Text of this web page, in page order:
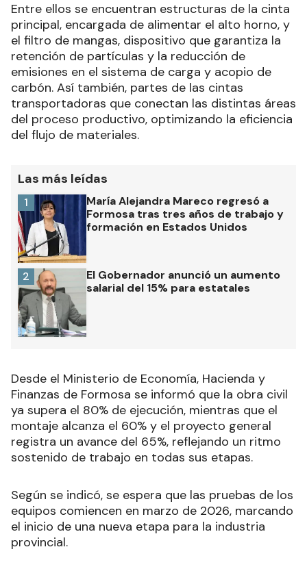
Entre ellos se encuentran estructuras de la cinta
principal, encargada de alimentar el alto horno, y
el filtro de mangas, dispositivo que garantiza la
retención de partículas y la reducción de
emisiones en el sistema de carga y acopio de
carbón. Así también, partes de las cintas
transportadoras que conectan las distintas áreas
del proceso productivo, optimizando la eficiencia
del flujo de materiales.
Las más leídas
María Alejandra Mareco regresó a
Formosa tras tres años de trabajo y
formación en Estados Unidos
1
El Gobernador anunció un aumento
salarial del 15% para estatales
2
Desde el Ministerio de Economía, Hacienda y
Finanzas de Formosa se informó que la obra civil
ya supera el 80% de ejecución, mientras que el
montaje alcanza el 60% y el proyecto general
registra un avance del 65%, reflejando un ritmo
sostenido de trabajo en todas sus etapas.
Según se indicó, se espera que las pruebas de los
equipos comiencen en marzo de 2026, marcando
el inicio de una nueva etapa para la industria
provincial.